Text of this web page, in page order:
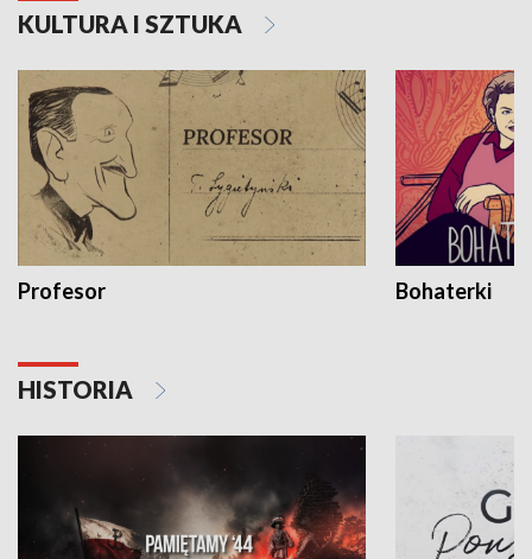
KULTURA I SZTUKA
Profesor Bohaterki
HISTORIA